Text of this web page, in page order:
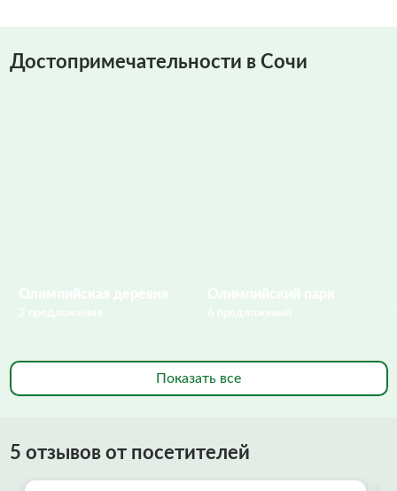
Достопримечательности в Сочи
Показать все
5 отзывов от посетителей